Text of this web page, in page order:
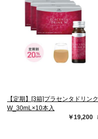
【定期】[3箱]プラセンタドリンク
W_30mL×10本入
￥19,200